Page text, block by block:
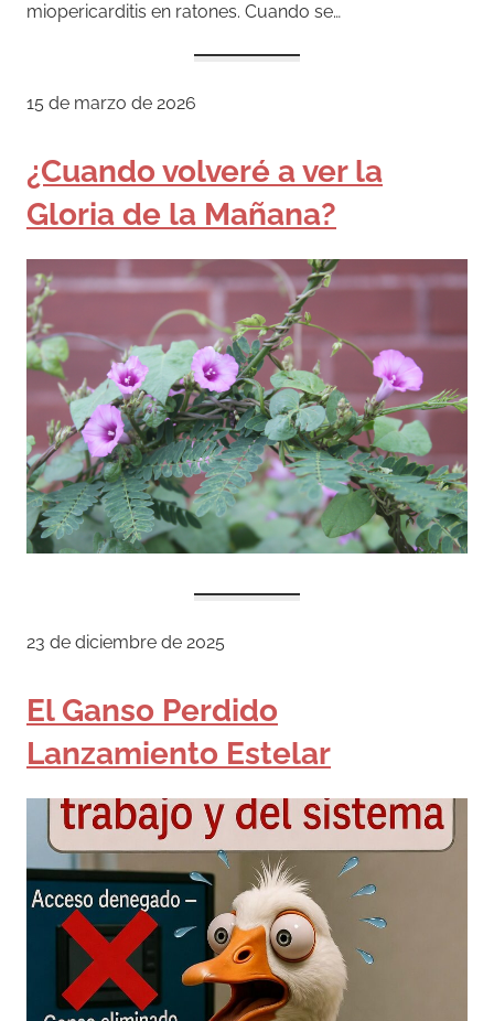
miopericarditis en ratones. Cuando se…
15 de marzo de 2026
¿Cuando volveré a ver la
Gloria de la Mañana?
23 de diciembre de 2025
El Ganso Perdido
Lanzamiento Estelar